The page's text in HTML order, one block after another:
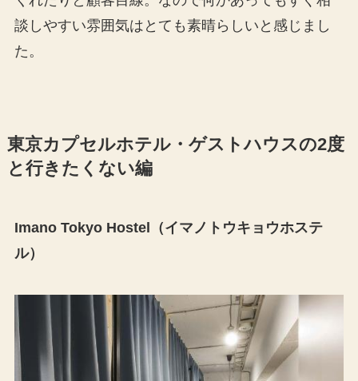
談しやすい雰囲気はとても素晴らしいと感じまし
た。
東京カプセルホテル・ゲストハウスの2度
と行きたくない編
Imano Tokyo Hostel（イマノトウキョウホステ
ル）